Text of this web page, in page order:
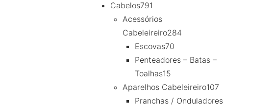
Cabelos791
Acessórios
Cabeleireiro284
Escovas70
Penteadores – Batas –
Toalhas15
Aparelhos Cabeleireiro107
Pranchas / Onduladores